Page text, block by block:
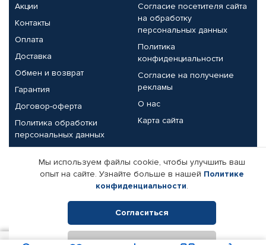
Акции
Контакты
Оплата
Доставка
Обмен и возврат
Гарантия
Договор-оферта
Политика обработки
персональных данных
Согласие посетителя сайта
на обработку
персональных данных
Политика
конфиденциальности
Согласие на получение
рекламы
О нас
Карта сайта
Партнерам
Корпоративным клиентам
Поставщикам
Реквизиты компании
Мы используем файлы cookie, чтобы улучшить ваш
опыт на сайте. Узнайте больше в нашей Политике
конфиденциальности.
Согласиться
Отклонить